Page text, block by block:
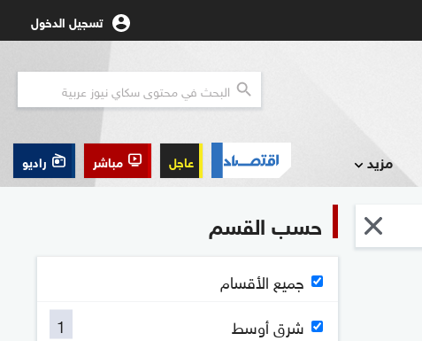
تسجيل الدخول
مزيد عاجل مباشر راديو
حسب القسم
جميع الأقسام
شرق أوسط
1